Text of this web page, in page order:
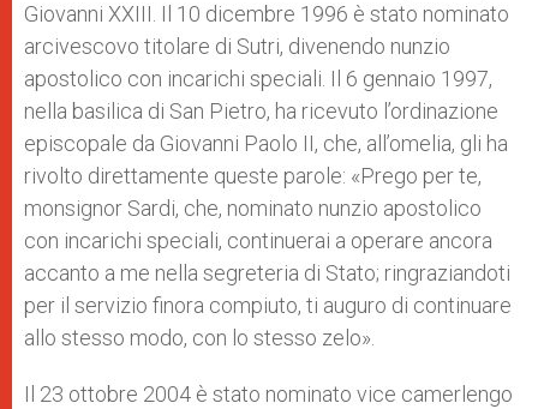
Giovanni XXIII. Il 10 dicembre 1996 è stato nominato
arcivescovo titolare di Sutri, divenendo nunzio
apostolico con incarichi speciali. Il 6 gennaio 1997,
nella basilica di San Pietro, ha ricevuto l’ordinazione
episcopale da Giovanni Paolo II, che, all’omelia, gli ha
rivolto direttamente queste parole: «Prego per te,
monsignor Sardi, che, nominato nunzio apostolico
con incarichi speciali, continuerai a operare ancora
accanto a me nella segreteria di Stato; ringraziandoti
per il servizio finora compiuto, ti auguro di continuare
allo stesso modo, con lo stesso zelo».
Il 23 ottobre 2004 è stato nominato vice camerlengo